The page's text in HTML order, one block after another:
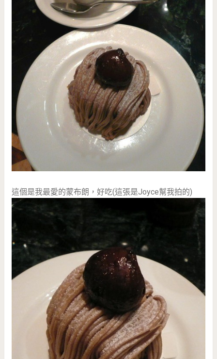
這個是我最愛的蒙布朗，好吃(這張是Joyce幫我拍的)